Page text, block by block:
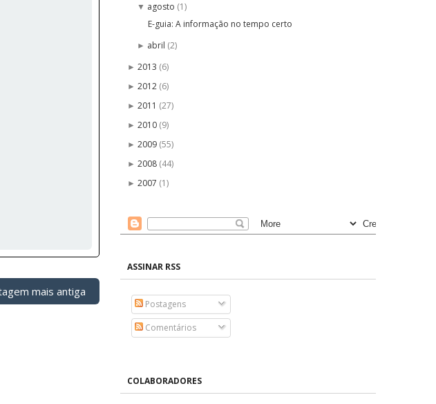
mais antiga
▼ agosto (1)
E-guia: A informação no tempo certo
► abril (2)
► 2013 (6)
► 2012 (6)
► 2011 (27)
► 2010 (9)
► 2009 (55)
► 2008 (44)
► 2007 (1)
ASSINAR RSS
Postagens
Comentários
COLABORADORES